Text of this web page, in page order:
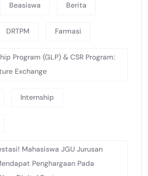
Beasiswa Berita
DRTPM Farmasi
Program (GLP) & CSR Program:
Exchange
Internship
Mahasiswa JGU Jurusan
Penghargaan Pada